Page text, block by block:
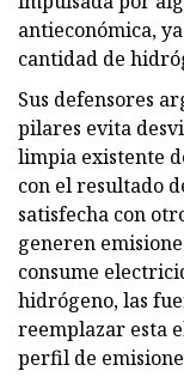
antieconómica,
cantidad de
Sus defensores
pilares evita
limpia existente
con el resultado
satisfecha con
generen
consume
hidrógeno, las
reemplazar esta
perfil de